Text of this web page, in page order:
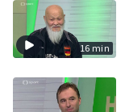
16 min